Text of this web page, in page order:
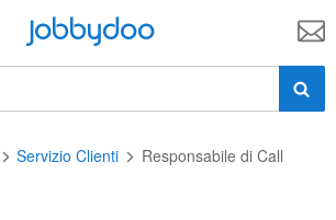
Jobbydoo
Servizio Clienti
Responsabile di Call